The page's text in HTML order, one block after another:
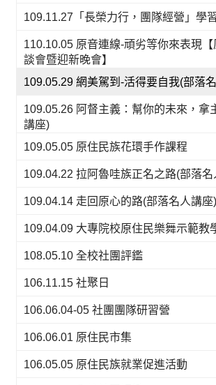
109.11.27「長榮力行，團隊經營」學
110.10.05 原音連線-頑劣等你來表現
談會暨迎新晚會】
109.05.29 網美駕到-活得要自我(部落
109.05.26 阿督主義：幫你的未來，拿
講座)
109.05.05 原住民族花環手作課程
109.04.22 拉阿魯哇族正名之路(部落名
109.04.14 走回原心的路(部落名人講座)
109.04.09 大專院校原住民樂舞示範教
108.05.10 全校社團評鑑
106.11.15 社聚日
106.06.04-05 社團團隊研習營
106.06.01 原住民市集
106.05.05 原住民族就業促進活動